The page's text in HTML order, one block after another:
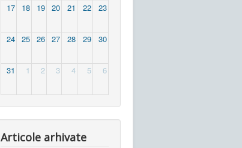
17 18 19 20 21 22 23
24 25 26 27 28 29 30
31 1 2 3 4 5 6
Articole arhivate